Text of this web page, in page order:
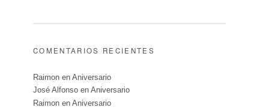
COMENTARIOS RECIENTES
Raimon en Aniversario
José Alfonso en Aniversario
Raimon en Aniversario